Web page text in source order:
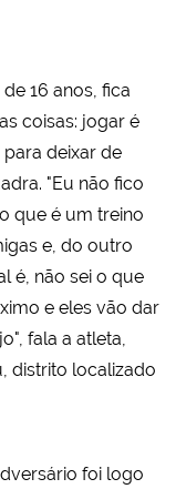
16 anos, fica
coisas: jogar é
deixar de
"Eu não fico
que é um treino
e, do outro
é, não sei o que
e eles vão dar
fala a atleta,
distrito localizado
foi logo